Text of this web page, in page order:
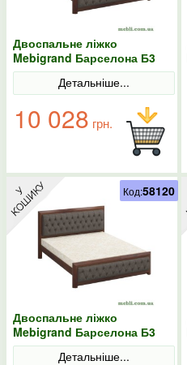
Двоспальне ліжко
Mebigrand Барселона Б3
Горіх темний/Аляска 97
Детальніше...
10 028 грн.
Двоспальне ліжко
Mebigrand Барселона Б3
Горіх темний/Аляска 97
Детальніше...
Код:58120